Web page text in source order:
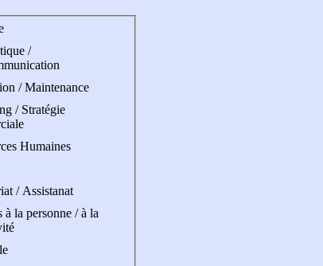
/
/ Maintenance
/ Stratégie
Humaines
/ Assistanat
à la personne / à la